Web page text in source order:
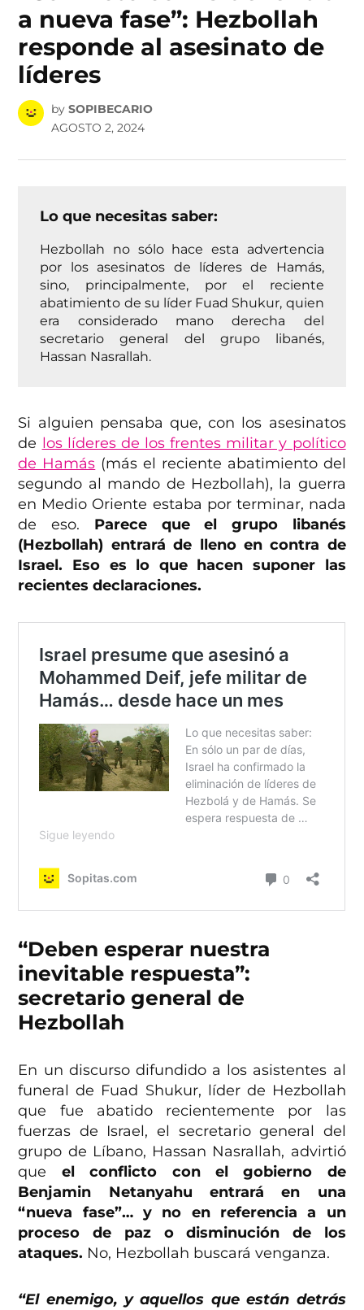
a nueva fase”: Hezbollah
responde al asesinato de
líderes
by SOPIBECARIO
AGOSTO 2, 2024
Lo que necesitas saber:
Hezbollah no sólo hace esta advertencia
por los asesinatos de líderes de Hamás,
sino, principalmente, por el reciente
abatimiento de su líder Fuad Shukur, quien
era considerado mano derecha del
secretario general del grupo libanés,
Hassan Nasrallah.
Si alguien pensaba que, con los asesinatos
de los líderes de los frentes militar y político
de Hamás (más el reciente abatimiento del
segundo al mando de Hezbollah), la guerra
en Medio Oriente estaba por terminar, nada
de eso. Parece que el grupo libanés
(Hezbollah) entrará de lleno en contra de
Israel. Eso es lo que hacen suponer las
recientes declaraciones.
“Deben esperar nuestra
inevitable respuesta”:
secretario general de
Hezbollah
En un discurso difundido a los asistentes al
funeral de Fuad Shukur, líder de Hezbollah
que fue abatido recientemente por las
fuerzas de Israel, el secretario general del
grupo de Líbano, Hassan Nasrallah, advirtió
que el conflicto con el gobierno de
Benjamin Netanyahu entrará en una
“nueva fase”… y no en referencia a un
proceso de paz o disminución de los
ataques. No, Hezbollah buscará venganza.
“El enemigo, y aquellos que están detrás